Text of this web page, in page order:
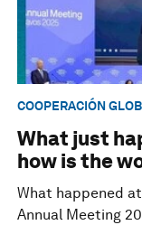
COOPERACIÓN
What just
how is the
What happened
Annual Meeting